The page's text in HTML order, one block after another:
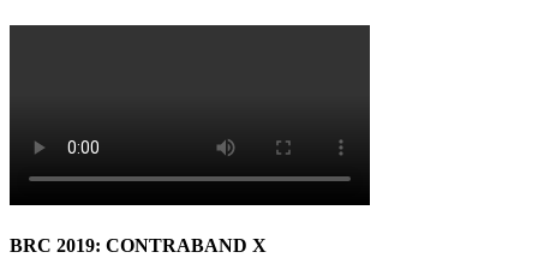
BRC 2019: CONTRABAND X